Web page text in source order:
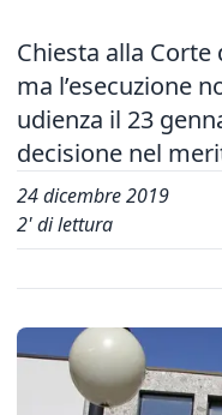
Chiesta alla Corte
ma l’esecuzione
udienza il 23
decisione nel
24 dicembre 2019
2' di lettura